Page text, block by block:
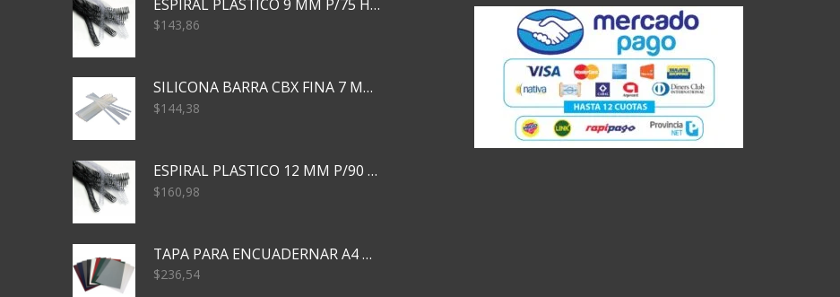
ESPIRAL PLASTICO 9 MM P/75 HJS X50X2400
$143,86
SILICONA BARRA CBX FINA 7 MM 28 CM
$144,38
ESPIRAL PLASTICO 12 MM P/90 HJS X50X1500
$160,98
TAPA PARA ENCUADERNAR A4 TRANSP x50x500
$236,54